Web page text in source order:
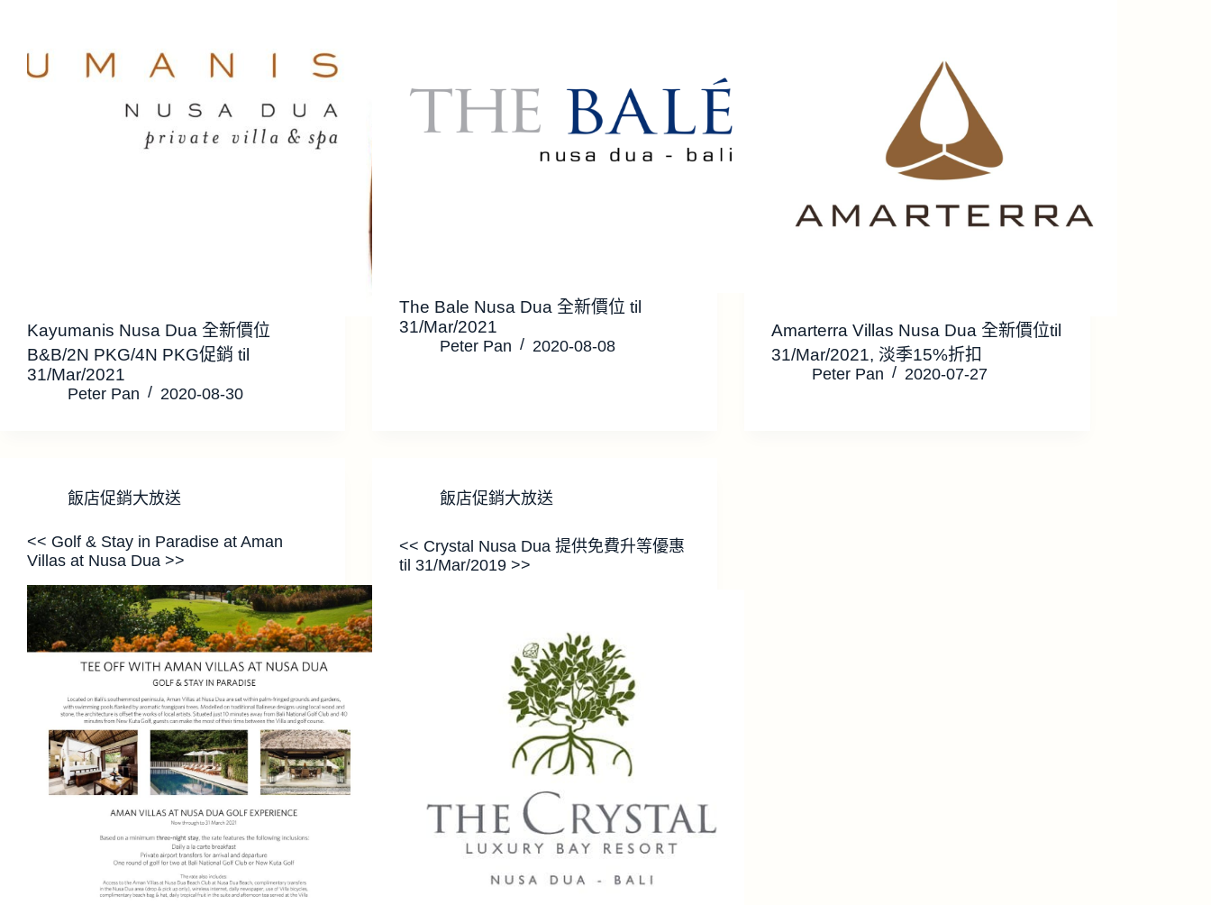
Kayumanis Nusa Dua 全新價位
B&B/2N PKG/4N PKG促銷 til
31/Mar/2021
Peter Pan 2020-08-30
The Bale Nusa Dua 全新價位 til
31/Mar/2021
Peter Pan 2020-08-08
Amarterra Villas Nusa Dua 全新價位til
31/Mar/2021, 淡季15%折扣
Peter Pan 2020-07-27
飯店促銷大放送
<< Golf & Stay in Paradise at Aman
Villas at Nusa Dua >>
飯店促銷大放送
<< Crystal Nusa Dua 提供免費升等優惠
til 31/Mar/2019 >>